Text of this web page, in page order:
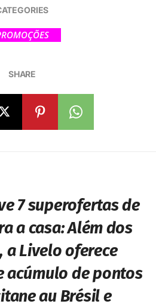
SHARE
7 superofertas de
a casa:Além dos
a Livelo oferece
acúmulo de pontos
au Brésil e